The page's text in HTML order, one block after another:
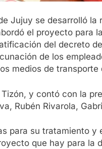
Jujuy se desarrolló la
el proyecto para
del decreto
de los
medios de transporte
y contó con la
Rubén Rivarola,
para su tratamiento y
que hay para la